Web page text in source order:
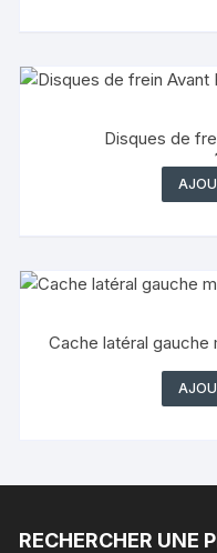
Disques de
Cache latéral gauche
RECHERCHER UNE